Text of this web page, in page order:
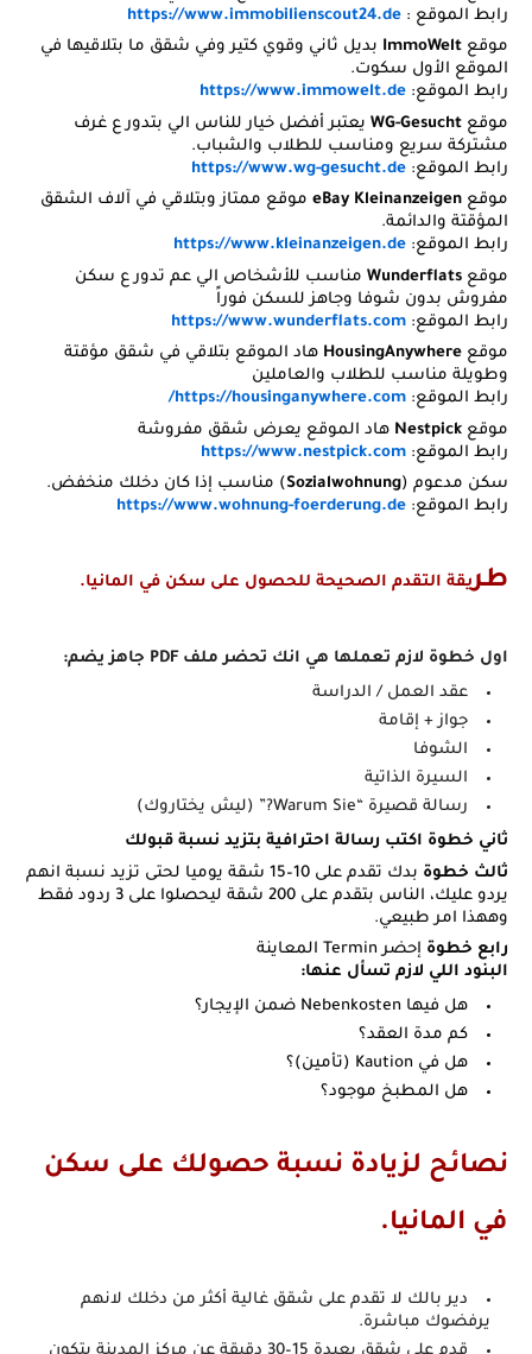
رابط الموقع : https://www.immobilienscout24.de
موقع ImmoWelt بديل ثاني وقوي كتير وفي شقق ما بتلاقيها في
الموقع الأول سكوت.
رابط الموقع: https://www.immowelt.de
موقع WG-Gesucht يعتبر أفضل خيار للناس الي بتدور ع غرف
مشتركة سريع ومناسب للطلاب والشباب.
رابط الموقع: https://www.wg-gesucht.de
موقع eBay Kleinanzeigen موقع ممتاز وبتلاقي في آلاف الشقق
المؤقتة والدائمة.
رابط الموقع: https://www.kleinanzeigen.de
موقع Wunderflats مناسب للأشخاص الي عم تدور ع سكن
مفروش بدون شوفا وجاهز للسكن فوراً
رابط الموقع: https://www.wunderflats.com
موقع HousingAnywhere هاد الموقع بتلاقي في شقق مؤقتة
وطويلة مناسب للطلاب والعاملين
رابط الموقع: https://housinganywhere.com/
موقع Nestpick هاد الموقع يعرض شقق مفروشة
رابط الموقع: https://www.nestpick.com
سكن مدعوم (Sozialwohnung) مناسب إذا كان دخلك منخفض.
رابط الموقع: https://www.wohnung-foerderung.de
طريقة التقدم الصحيحة للحصول على سكن في المانيا.
اول خطوة لازم تعملها هي انك تحضر ملف PDF جاهز يضم:
عقد العمل / الدراسة
جواز + إقامة
الشوفا
السيرة الذاتية
رسالة قصيرة “Warum Sie?” (ليش يختاروك)
ثاني خطوة اكتب رسالة احترافية بتزيد نسبة قبولك
ثالث خطوة
بدك تقدم على 10–15 شقة يوميا لحتى تزيد نسبة انهم
يردو عليك، الناس بتقدم على 200 شقة ليحصلوا على 3 ردود فقط
وههذا امر طبيعي.
رابع خطوة إحضر Termin المعاينة
البنود اللي لازم تسأل عنها:
هل فيها Nebenkosten ضمن الإيجار؟
كم مدة العقد؟
هل في Kaution (تأمين)؟
هل المطبخ موجود؟
نصائح لزيادة نسبة حصولك على سكن
في المانيا.
دير بالك لا تقدم على شقق غالية أكثر من دخلك لانهم
يرفضوك مباشرة.